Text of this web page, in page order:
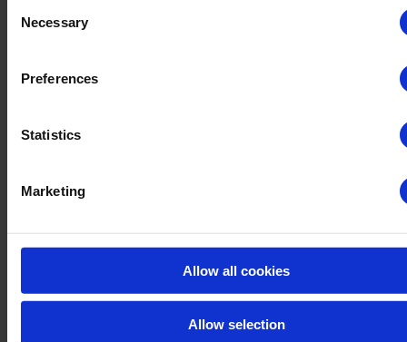
Selection
Necessary
Preferences
Statistics
Marketing
Allow all cookies
Allow selection
Désinfection des pièces vides, des murs et
pas à nous contacter pour plus d’informations sur nos inscriptions. Utilisez
utilisation.
CliquezICIpour obtenir plus d’informations sur ce
produit.